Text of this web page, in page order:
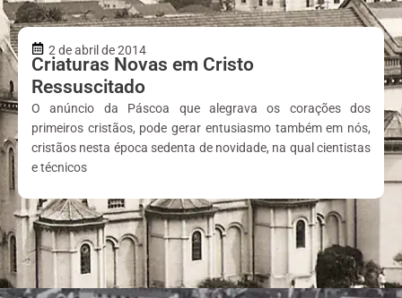
2 de abril de 2014
Criaturas Novas em Cristo
Ressuscitado
O anúncio da Páscoa que alegrava os corações dos
primeiros cristãos, pode gerar entusiasmo também em nós,
cristãos nesta época sedenta de novidade, na qual cientistas
e técnicos